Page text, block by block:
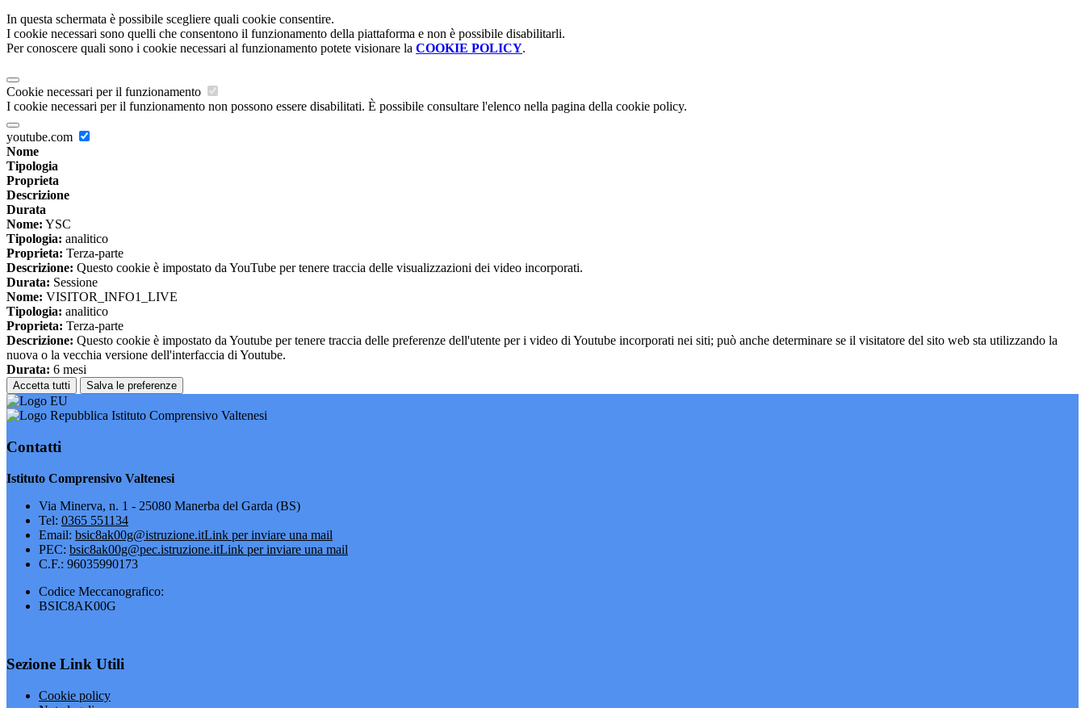
In questa schermata è possibile scegliere quali cookie consentire.
I cookie necessari sono quelli che consentono il funzionamento della piattaforma e non è possibile disabilitarli.
Per conoscere quali sono i cookie necessari al funzionamento potete visionare la COOKIE POLICY.
Cookie necessari per il funzionamento
I cookie necessari per il funzionamento non possono essere disabilitati. È possibile consultare l'elenco nella pagina della cookie policy.
youtube.com
Nome
Tipologia
Proprieta
Descrizione
Durata
Nome: YSC
Tipologia: analitico
Proprieta: Terza-parte
Descrizione: Questo cookie è impostato da YouTube per tenere traccia delle visualizzazioni dei video incorporati.
Durata: Sessione
Nome: VISITOR_INFO1_LIVE
Tipologia: analitico
Proprieta: Terza-parte
Descrizione: Questo cookie è impostato da Youtube per tenere traccia delle preferenze dell'utente per i video di Youtube incorporati nei siti; può anche determinare se il visitatore del sito web sta utilizzando la
nuova o la vecchia versione dell'interfaccia di Youtube.
Durata: 6 mesi
Accetta tutti Salva le preferenze
Istituto Comprensivo Valtenesi
Contatti
Istituto Comprensivo Valtenesi
Via Minerva, n. 1 - 25080 Manerba del Garda (BS)
Tel: 0365 551134
Email: bsic8ak00g@istruzione.itLink per inviare una mail
PEC: bsic8ak00g@pec.istruzione.itLink per inviare una mail
C.F.: 96035990173
Codice Meccanografico:
BSIC8AK00G
Sezione Link Utili
Cookie policy